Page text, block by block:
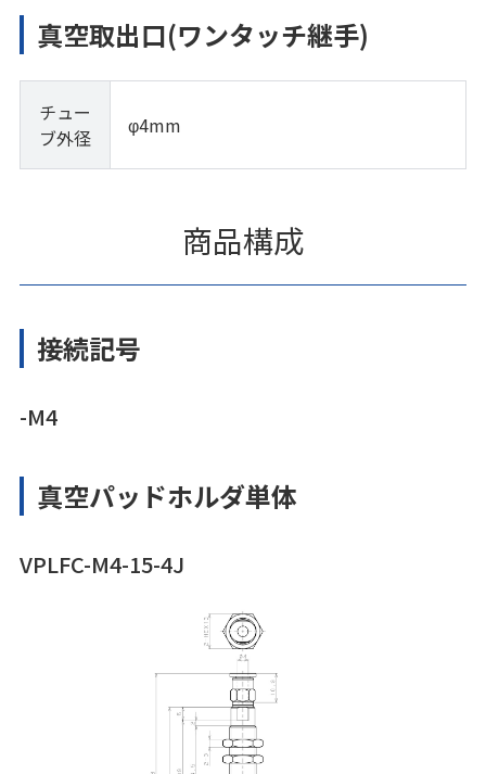
真空取出口(ワンタッチ継手)
チュー
ブ外径
φ4mm
商品構成
接続記号
-M4
真空パッドホルダ単体
VPLFC-M4-15-4J